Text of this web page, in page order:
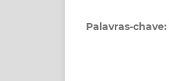
Palavras-chave: